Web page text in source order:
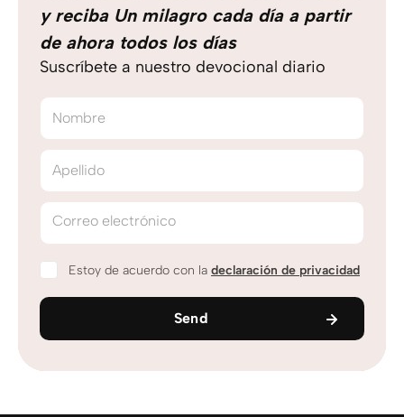
y reciba Un milagro cada día a partir
de ahora todos los días
Suscríbete a nuestro devocional diario
Nombre
Apellido
Correo electrónico
Estoy de acuerdo con la declaración de privacidad
Send